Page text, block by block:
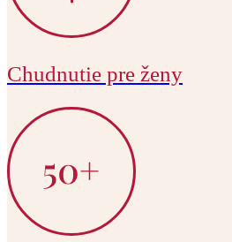
Chudnutie pre ženy